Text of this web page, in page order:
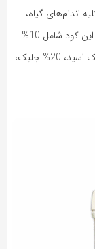
اندام‌های گیاه،
آن‌ها را از تنش‌های محیطی محافظت می‌نماید. آنالیز این کود شامل 10%
ازت، 10% فسفر، 10% پتاس، 4% فولویک، 4% آلجنیک اسید، 20% جلبک،